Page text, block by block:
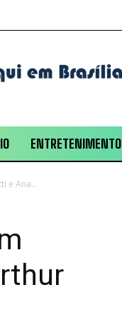
ENTRETENIMENTO
e Ana...